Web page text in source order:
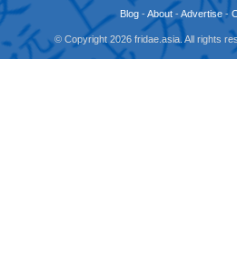
Blog -About -Advertise -
© Copyright 2026 fridae.asia. All rights